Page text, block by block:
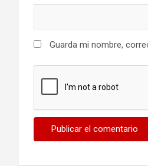
Guarda mi nombre,